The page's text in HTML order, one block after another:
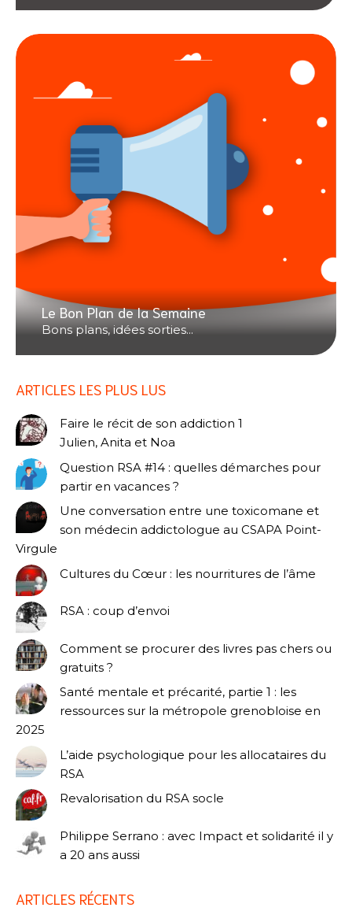
Le Bon Plan de la Semaine
Bons plans, idées sorties...
ARTICLES LES PLUS LUS
Faire le récit de son addiction 1
Julien, Anita et Noa
Question RSA #14 : quelles démarches pour
partir en vacances ?
Une conversation entre une toxicomane et
son médecin addictologue au CSAPA Point-
Virgule
Cultures du Cœur : les nourritures de l’âme
RSA : coup d’envoi
Comment se procurer des livres pas chers ou
gratuits ?
Santé mentale et précarité, partie 1 : les
ressources sur la métropole grenobloise en
2025
L’aide psychologique pour les allocataires du
RSA
Revalorisation du RSA socle
Philippe Serrano : avec Impact et solidarité il y
a 20 ans aussi
ARTICLES RÉCENTS